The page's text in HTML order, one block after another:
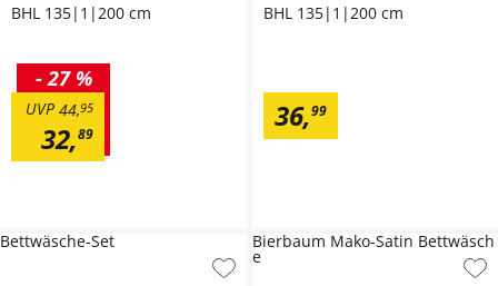
BHL 135|1|200 cm
32,89
44,95
UVP
- 27 %
BHL 135|1|200 cm
36,99
Bettwäsche-Set Bierbaum Mako-Satin Bettwäsch
e